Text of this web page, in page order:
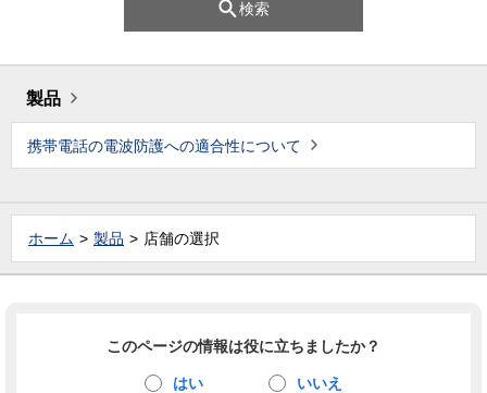
検索
製品
携帯電話の電波防護への適合性について
ホーム 製品 店舗の選択
このページの情報は役に立ちましたか？
はい いいえ